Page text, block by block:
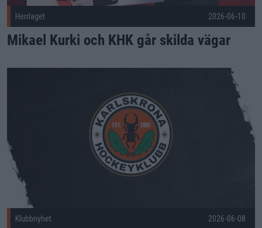
Herrlaget 2026-06-10
Mikael Kurki och KHK går skilda vägar
Kallelse till årsmöte för Karlskrona HK (Uppdaterad med
Klubbnyhet 2026-06-08